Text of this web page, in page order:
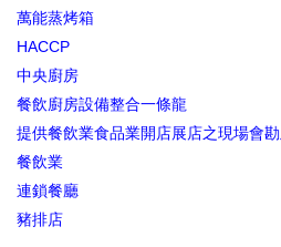
萬能蒸烤箱
HACCP
中央廚房
餐飲廚房設備整合一條龍
提供餐飲業食品業開店展店之現場會
餐飲業
連鎖餐廳
豬排店